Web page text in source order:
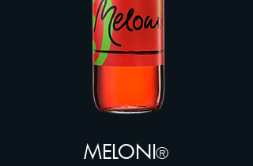
MELONI®